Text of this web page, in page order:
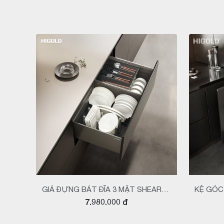
GIÁ ĐỰNG BÁT ĐĨA 3 MẶT SHEARER
4.0 MAX
7.980.000 đ
KỆ